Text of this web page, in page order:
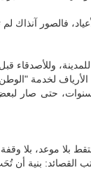
فالصور آنذاك
وللأصدقاء
الأرياف لخدمة
حتى صار
بلا موعد، بلا
القصائد: بنية أن